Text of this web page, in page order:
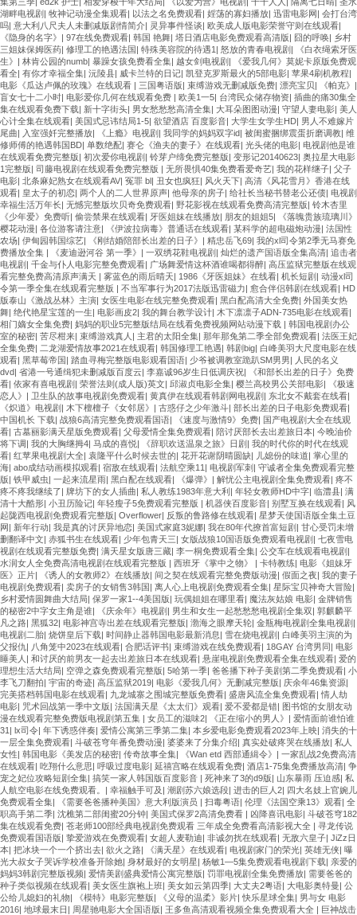
湖畔电视剧 | 牧神记动漫全集观看| 以法之名免费观看| 婬荡的寡妇播放| 迅雷电影网| 会打台湾
吗| 意大利八尺夫人未删减版剧情简介| 灵异事件怪谈| 欧美成人版电影荣誉守则在线观看|
《隐身的名字》 | 97在线免费观看| 韩国 艳舞| 塔日酒店电影免费观看高清版| 囧的呼唤| 乡村
三姐妹保姆医药| 修理工的艳遇法国| 特殊美容院的待遇1 | 怒放的青春电视剧 |
《白衣绳索牙医
生》 | 林肯公园的numb| 暴躁女孩免费看全集| 越女剑电视剧 |
《爱我几何》莫妮卡原版免费观
看全| 有你才幸福全集| 沅陵县| 威卡兰特的日记| 凯登克罗斯最火的5部电影| 苹果4刷机教程|
电影《瓜达卢佩的玫瑰》在线观看 | 三国粤语版| 束缚游戏无删减版免费| 漂亮宝贝| 《帕克》 |
盲女七十二小时| 电影爱你几何在线观看免费 | 欧美1一5| 台湾民众储存物资| 插曲的痛30集全
集在线观看免费下载| 新十字街头| 男女愁愁愁高清全集| 大耳朵图图动漫| 守望人妻电影| 美人
心计全集在线观看| 美国式忌讳结局1-5| 欲望酒店 百度影音| 大学生女学生HD| 男人不难嫁片
尾曲| 入室强奷完整播放| 《上瘾》电视剧 | 我同学的妈妈双字id| 被闺蜜捆绑震蛋折磨调教| 维
修师傅的艳遇韩国BD| 单数绝配| 赛仑《渔夫的妻子》在线观看| 光头佬的电影| 电视剧他是谁
在线观看免费完整版| 初次爱你电视剧 | 铃芽户缔免费完整版| 变形记20140623| 奥拉星大电影
1完整版| 司藤电视剧在线观看免费完整版 | 无所畏惧40集免费看爱奇艺| 我的花样继子| 父子
电影| 北条麻妃熟女在线观看AV| 冤罪 bl| 丑女也疯狂| 风火天下| 高清《风花雪月》香港在线
观看| 皇太子的初恋| 两个人的二人世界原声| 他母亲的房子| 给社长当秘书替老公还债| 电视剧
幸福生活万年长| 无憾完整版坎贝奇免费观看| 野花影视在线观看免费高清完整版| 铃木杏里
《少年爱》免费听| 偷尝禁果在线观看| 牙医姐妹在线播放| 朋友的姐姐5|
《落魄贵族琉璃川》
樱花动漫| 各位游客请注意| 《伊波拉病毒》普通话在线观看| 某科学的超电磁炮动漫| 法国性
农场| 伊甸园韩国综艺| 《刚结婚陪部长出差的日子》 | 精忠岳飞69| 我的xl司令第2季无马赛免
费播放全集 | 《麦迪逊河谷 第一季》 | 一双绣花鞋电视剧 | 灿烂的遗产国语版全集高清| 追击者
电视剧 | 千金与仆人电影完整免费观看| 广场舞爱情这杯酒谁喝都得醉| 高压监狱完整版在线观
看完整免费高清原声满天 | 雾蓝色的雨后晴天| 1986《牙医姐妹》在线看| 机长短剧 | 动漫xl司
令第一季全集在线观看完整版 | 不当军事行为2017法版迅雷磁力| 愈合伴侣韩剧在线观看| HD
版泰山《激战丛林》主演| 女医生电影在线完整免费观看| 黑白配高清大全免费| 外国美女热
舞| 绝代艳星宝莲的一生| 电影画皮2| 我的舞台教学设计| 木下凛凛子ADN-735电影在线观看|
相门嫡女全集免费| 妈妈的职业5完整版结局在线看免费视频网站动漫下载 | 韩国电视剧办公
室的秘密| 苦尽柑来| 束缚游戏真人 | 主君的太阳全集| 那年那兔第二季全部免费观看| 法医王妃
全集免费| 二龙湖爱情故事2021在线观看| 韩国修理工艳遇| 韩剧big| 白峰美羽大尺度电影在线
观看| 黑草莓帝国| 踏血寻梅完整版电影观看国语| 少爷被调教室跪趴SM男男| 人民的名义
dvd| 省港一号通缉犯未删减版百度云| 李嘉诚96岁生日低调庆祝|
《和部长出差的日子》免费
看| 依家有喜电视剧 | 荣誉法则(成人版)英文| 邱淑贞电影全集| 樱兰高校男公关部电影|
《极速
恋人》 | 卫生队的故事电视剧免费观看| 黄真伊在线观看韩剧网电视剧 | 东北女不戴套在线看|
《炽道》电视剧 | 木下檀檀子《女邻居》 | 古惑仔之少年激斗| 部长出差的日子电影免费观看|
中国机长 下载| 战狼6高清完整免费观看国语| 《速度与激情9》免费| 国产电视剧大全在线观
看| 古墓丽影满天星版免费观看| 父母爱情全集免费观看| 陪讨厌部长去出差旅日本| 今晚油价
将下调| 我的大胸继拇4| 马成的喜悦| 《辞职欢送温泉之旅》日剧 | 我的时代你的时代在线观
看| 红苹果电视剧大全| 袁隆平什么时候去世的| 花开花谢阴晴圆缺| 儿媳份的味道| 掌心里的
海| abo成结动画模拟观看| 宿敌在线观看| 法航空乘11 | 电视剧军刺 | 守诚者全集免费观看完整
版| 铁甲威虫| 一起来流星雨| 黑白配在线观看| 《爆弹》 | 解忧公主电视剧全集免费观看| 疼不
疼不疼我继续了| 牌坊下的女人插曲| 私人教练1983年意大利| 年轻女教师HD中字| 临澧县| 满
清十大酷形| 小丑历险记| 年轻瘦子5免费观看完整版 | 机器侠百度影音| 别墅互换在线观看| 风
起陇西电视剧免费观看完整版| Overflower| 反叛的鲁路修在线观看| 星梦天使国语版全集土豆
网| 新年行动| 我是真的讨厌异地恋| 美国式家庭3妮娜| 我在80年代撩首富短剧 | 甘心受罚未增
删翻译中文| 赤狐书生在线观看| 少年包青天三| 女版战狼10国语版免费观看电视剧 | 七夜雪电
视剧在线观看完整版免费| 满天星女版唐三藏| 李一桐免费观看全集| 公交车在线观看电视剧 |
水润女人全免费高清电视剧在线观看完整版 | 西班牙《掌中之物》 | 卡特教练| 电影《姐妹牙
医》正片| 《诱人的女教师2》在线播放| 间之契在线观看完整免费版动漫| 假面之夜| 我的妻子
电视剧免费观看| 卖房子的女销售3韩国| 离人心上电视剧免费观看全集| 星际宝贝神奇大冒险|
乡村爱情圆舞曲大结局| 保罗一家1--4美国版| 玩偶姐姐在哪里看| 魔法灰姑娘 电影| 金牌销售
的秘密2中字女主角是谁| 《庆余年》电视剧 | 男生和女生一起愁愁愁电视剧全集双| 郭麒麟平
凡之路| 黑狐32| 电影神宫寺出差在线观看完整版| 渤海之眼摩天轮| 金瓶梅电视剧全集电视剧 |
电视剧二胎| 烧饼皇后下载| 时间静止器韩国电影最新消息 | 雪在烧电视剧 | 白峰美羽主演的为
父报仇| 八角笼中2023在线观看| 合肥话评书| 束缚游戏在线免费观看| 18GAY 台湾男同| 电影
睡美人 | 和讨厌的前男友一起去出差旅日本在线观看| 悬崖电视剧免费观看全集在线观看| 爱的
理想生活大结局| 空弹之森免费观看完整版| 5哈第一季| 爸爸播下种子美剧第二季免费观看| 小
李飞刀翻拍| 宇宙的奇迹| 高压监狱2019| 电影《爱我几何》无删减完整版| 庆余年46集资源|
完美搭档韩国电影在线观看| 九龙城寨之围城完整版免费看| 盛唐风流全集免费观看|情人劫
电影| 咒术回战第一季中文版| 法国满天星《太太们》观看| 爱不爱都是错| 图书馆的女朋友动
漫在线观看完整免费版电视剧第五集 | 女员工的滋味2| 《正在缩小的男人》 | 爱情面前谁怕谁
31 | lx司令| 年下诱惑伴奏| 爱情公寓第三季第二集| 本乡爱电影免费观看2023年上映| 消失的十
一层全集免费观看| 斗破苍穹年番免费动漫| 婆婆来了分集介绍| 真实处破疼哭在线播放| 私人
女性| 韩国电影《美发店的秘密| 传奇故事全集| 《Wan etd 西部通緝令》 | 一家乱战2免费高清
在线观看| 吃翔什么意思| 呼吸过度电影| 延禧宫略在线观看免费| 酒店1-75集免费播放高清| 争
宠之妃位攻略短剧全集| 搞笑一家人韩国版百度影音 | 死神来了3的d9版| 山东暴雨 压迫感| 私
人航空电影在线免费观看。 | 幸福触手可及 | 潮剧苏六娘选段| 进击的巨人2| 四大名妓上官婉儿
免费观看全集| 《需要爸爸播种美国》意大利版演员 | 扫毒粤语| 伦理《法国空乘13》观看| 全
职高手第二季| 沈樵第二部闺蜜20分钟| 美国式保罗2高清免费看 | 凶降喜讯电影| 斗破苍穹182
集在线观看免费| 苍老师100部经典电视剧免费观看 三年成全免费看高清影视大全 | 寻龙传说
免费观看国语版| 挚爱游戏在免费观看| 女超人麦勒迪| 非诚勿扰在线观看| 无敌六皇子| JiZz日
本| 把冰块一个一个挤出去| 欲火之路| 《满天星》在线观看| 电视剧家门的荣光| 英雄无侠| 曝
光大叔女子哭诉学校准备开除她| 身材最好的女明星| 杨敏1—5集免费观看电视剧下载| 亲爱的
妈妈3韩剧完整版视频| 爱情美剧盛典爱情公寓完整版| 罚罪电视剧全集免费播放| 需要爸爸的
种子类似视频在线观看| 美女医生旗袍上班| 美女如云第四季| 大丈夫2粤语| 大电影奥特曼| 公
公给儿媳妇的礼物| 《模特》电影完整版| 《义母的温柔》影片|快乐星球全集| 男与女 电影
2016| 地球最末日 | 周星驰电影大全国语版| 王多鱼高清观看视频全集免费观看大全 | 巨神战击